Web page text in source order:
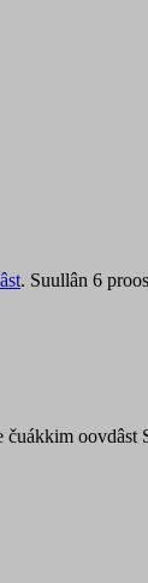
. Suullân 6
oovdâst